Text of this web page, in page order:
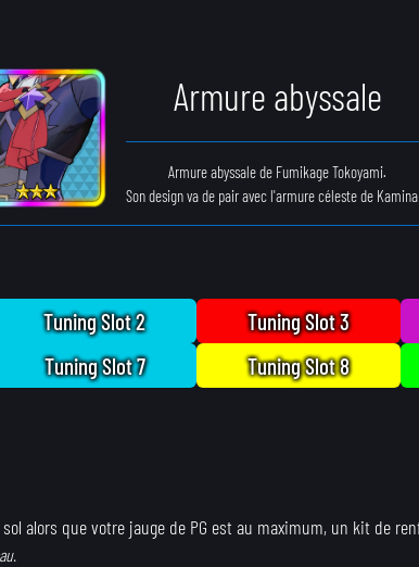
Armure abyssale
Armure abyssale de Fumikage Tokoyami.
Son design va de pair avec l'armure céleste de
Tuning Slot 2 Tuning Slot 3
Tuning Slot 7 Tuning Slot 8
alors que votre jauge de PG est au maximum, un kit de